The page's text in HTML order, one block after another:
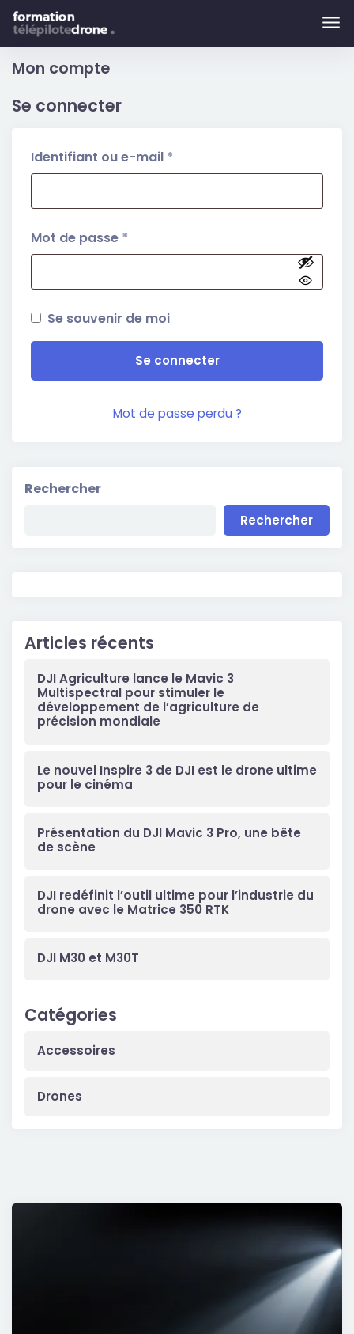
Skip to main content
Mon compte
Se connecter
Identifiant ou e-mail *
Mot de passe *
Se souvenir de moi
Se connecter
Mot de passe perdu ?
Rechercher
Rechercher
Articles récents
DJI Agriculture lance le Mavic 3
Multispectral pour stimuler le
développement de l’agriculture de
précision mondiale
Le nouvel Inspire 3 de DJI est le drone ultime
pour le cinéma
Présentation du DJI Mavic 3 Pro, une bête
de scène
DJI redéfinit l’outil ultime pour l’industrie du
drone avec le Matrice 350 RTK
DJI M30 et M30T
Catégories
Accessoires
Drones